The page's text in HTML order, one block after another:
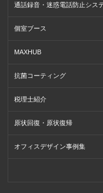
通話録音・迷惑電話防止シス
個室ブース
MAXHUB
抗菌コーティング
税理士紹介
原状回復・原状復帰
オフィスデザイン事例集